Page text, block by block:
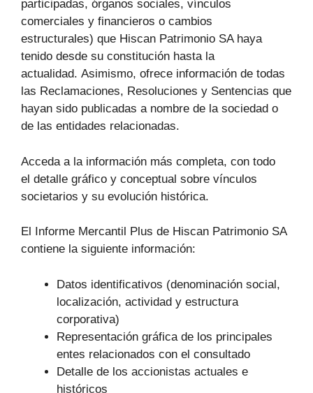
participadas, órganos sociales, vínculos
comerciales y financieros o cambios
estructurales) que Hiscan Patrimonio SA haya
tenido desde su constitución hasta la
actualidad. Asimismo, ofrece información de todas
las Reclamaciones, Resoluciones y Sentencias que
hayan sido publicadas a nombre de la sociedad o
de las entidades relacionadas.
Acceda a la información más completa, con todo
el detalle gráfico y conceptual sobre vínculos
societarios y su evolución histórica.
El Informe Mercantil Plus de Hiscan Patrimonio SA
contiene la siguiente información:
Datos identificativos (denominación social,
localización, actividad y estructura
corporativa)
Representación gráfica de los principales
entes relacionados con el consultado
Detalle de los accionistas actuales e
históricos